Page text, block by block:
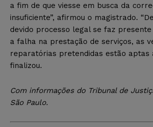
a fim de que viesse em busca da
insuficiente”, afirmou o magistrado.
devido processo legal se faz
a falha na prestação de serviços, as
reparatórias pretendidas estão aptas
finalizou.
Com informações do Tribunal de
São Paulo.